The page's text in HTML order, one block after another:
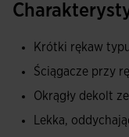
które zapewniają
Wykonana w 100%
przyczynia się do
planety,
szybkoschnąca.
Krótki rękaw
Ściągacze przy
Okrągły dekolt
Lekka,